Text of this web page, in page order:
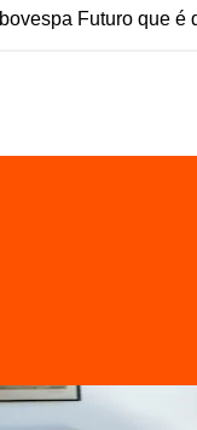
Futuro que é